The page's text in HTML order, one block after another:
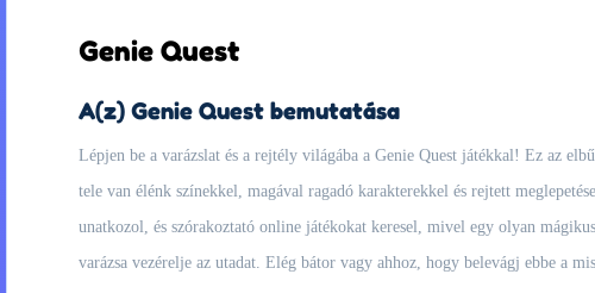
Genie Quest
A(z) Genie Quest bemutatása
Lépjen be a varázslat és a rejtély világába a Genie Quest játékkal! Ez az
tele van élénk színekkel, magával ragadó karakterekkel és rejtett
unatkozol, és szórakoztató online játékokat keresel, mivel egy olyan
varázsa vezérelje az utadat. Elég bátor vagy ahhoz, hogy belevágj ebbe a